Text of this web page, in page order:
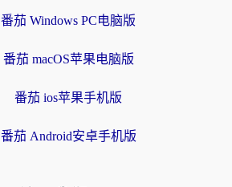
番茄 Windows PC电脑版
番茄 macOS苹果电脑版
番茄 ios苹果手机版
番茄 Android安卓手机版